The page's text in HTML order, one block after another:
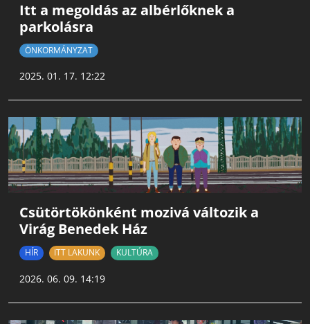
Itt a megoldás az albérlőknek a
parkolásra
ÖNKORMÁNYZAT
2025. 01. 17. 12:22
Csütörtökönként mozivá változik a
Virág Benedek Ház
HÍR ITT LAKUNK KULTÚRA
2026. 06. 09. 14:19